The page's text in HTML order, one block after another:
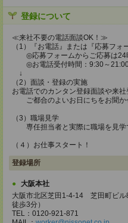
登録について
≪来社不要の電話面談OK！≫
（1）『お電話』または『応募フォ
◎応募フォームからご応募は24
◎お電話受付時間：9:30～
↓
（2）面談・登録の実施
お電話でのカンタン登録面談や来社
ご都合のよいお日にちをお聞か
（3）職場見学
専任担当者と実際に職場を見学
（４）お仕事スタート！
登録場所
大阪本社
大阪市北区芝田1-4-14 芝田町ビル
徒歩3分）
TEL：0120-921-871